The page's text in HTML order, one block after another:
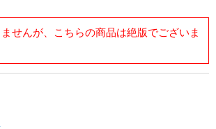
せんが、こちらの商品は絶版でございま